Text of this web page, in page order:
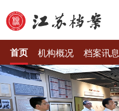
首页 机构概况 档案讯息